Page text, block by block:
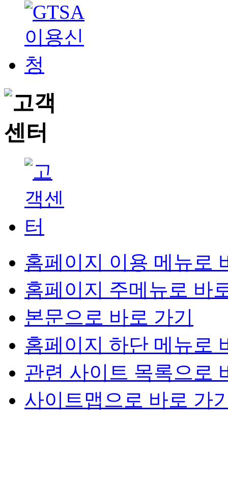
홈페이지 이용 메뉴로
홈페이지 주메뉴로 바
본문으로 바로 가기
홈페이지 하단 메뉴로
관련 사이트 목록으로
사이트맵으로 바로 가